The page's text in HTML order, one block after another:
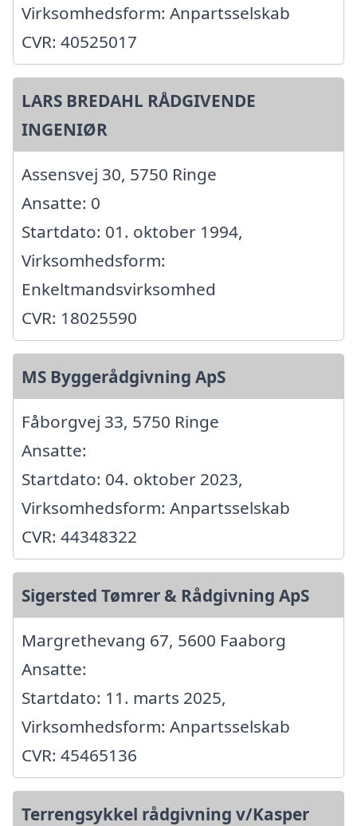
Virksomhedsform: Anpartsselskab
CVR: 40525017
LARS BREDAHL RÅDGIVENDE
INGENIØR
Assensvej 30, 5750 Ringe
Ansatte: 0
Startdato: 01. oktober 1994,
Virksomhedsform:
Enkeltmandsvirksomhed
CVR: 18025590
MS Byggerådgivning ApS
Fåborgvej 33, 5750 Ringe
Ansatte:
Startdato: 04. oktober 2023,
Virksomhedsform: Anpartsselskab
CVR: 44348322
Sigersted Tømrer & Rådgivning ApS
Margrethevang 67, 5600 Faaborg
Ansatte:
Startdato: 11. marts 2025,
Virksomhedsform: Anpartsselskab
CVR: 45465136
Terrengsykkel rådgivning v/Kasper